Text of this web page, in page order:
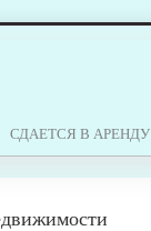
СДАЕТСЯ В АРЕНДУ